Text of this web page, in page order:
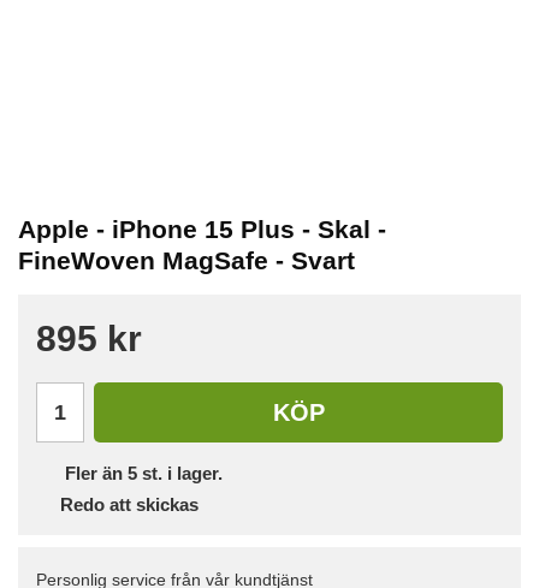
Apple - iPhone 15 Plus - Skal -
FineWoven MagSafe - Svart
895 kr
KÖP
Fler än 5 st. i lager.
Redo att skickas
Personlig service från vår kundtjänst